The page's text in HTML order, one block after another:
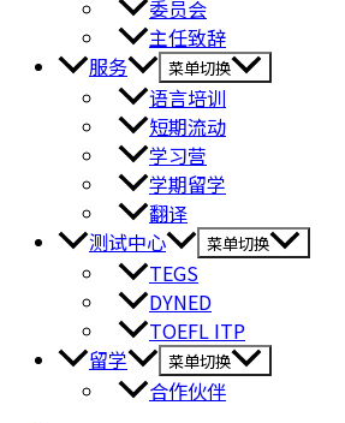
委员会
主任致辞
服务
菜单切换
语言培训
短期流动
学习营
学期留学
翻译
测试中心
菜单切换
TEGS
DYNED
TOEFL ITP
留学
菜单切换
合作伙伴